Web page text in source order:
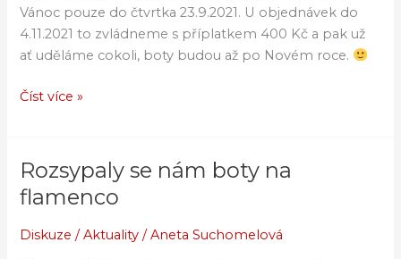
Vánoc pouze do čtvrtka 23.9.2021. U objednávek do
4.11.2021 to zvládneme s příplatkem 400 Kč a pak už
ať uděláme cokoli, boty budou až po Novém roce.
Číst více »
Rozsypaly se nám boty na
flamenco
Diskuze /Aktuality /Aneta Suchomelová
Rozsypaly
se
nám
boty